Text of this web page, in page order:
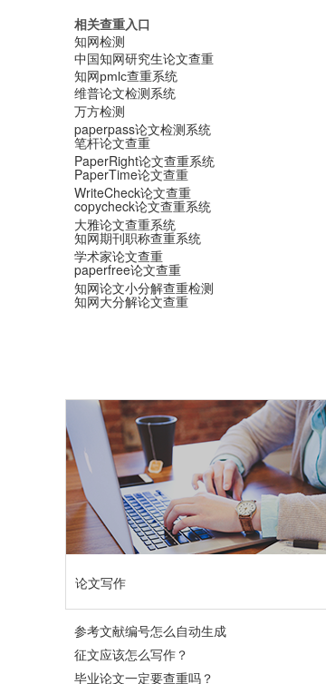
相关查重入口​
知网检测
中国知网研究生论文查重
知网pmlc查重系统
​​维普论文检测系统​
万方检测
paperpass论文检测系统
笔杆论文查重
PaperRight论文查重系统
PaperTime论文查重
WriteCheck论文查重
copycheck论文查重系统
大雅论文查重系统
知网期刊职称查重系统
学术家论文查重
paperfree论文查重
知网论文小分解查重检测
知网大分解论文查重
论文写作
参考文献编号怎么自动生成
征文应该怎么写作？
毕业论文一定要查重吗？